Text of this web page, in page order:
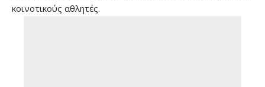
κοινοτικούς αθλητές.